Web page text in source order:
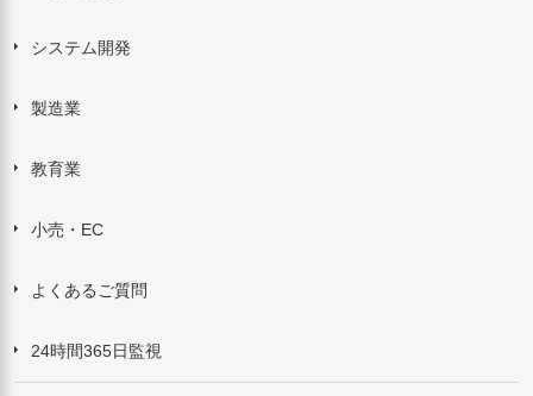
システム開発
製造業
教育業
小売・EC
よくあるご質問
24時間365日監視